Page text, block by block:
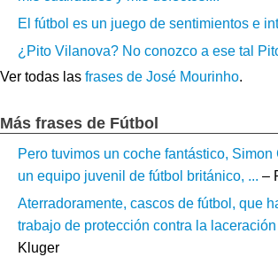
El fútbol es un juego de sentimientos e
¿Pito Vilanova? No conozco a ese tal
Ver todas las frases de José Mourinho.
Más frases de Fútbol
Pero tuvimos un coche fantástico,
un equipo juvenil de fútbol británico, ... –
Aterradoramente, cascos de fútbol, que
trabajo de protección contra la laceración
Kluger